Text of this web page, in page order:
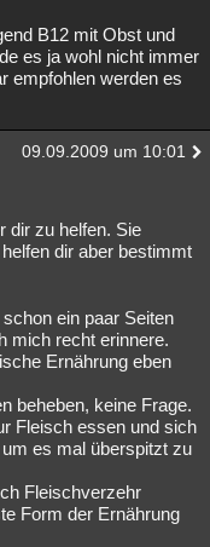
B12 mit Obst und
es ja wohl nicht immer
empfohlen werden es
09.09.2009 um 10:01
dir zu helfen. Sie
dir aber bestimmt
ein paar Seiten
mich recht erinnere.
Ernährung eben
beheben, keine Frage.
Fleisch essen und sich
es mal überspitzt zu
Fleischverzehr
Form der Ernährung